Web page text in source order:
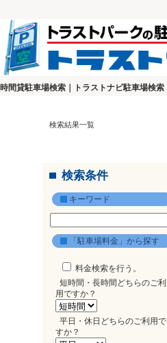
時間貸駐車場検索｜トラストナビ駐車場検索
検索結果一覧
検索条件
キーワード
「駐車場料金」から探す
料金検索を行う。
短時間・長時間どちらのご利
用ですか？
平日・休日どちらのご利用で
すか？